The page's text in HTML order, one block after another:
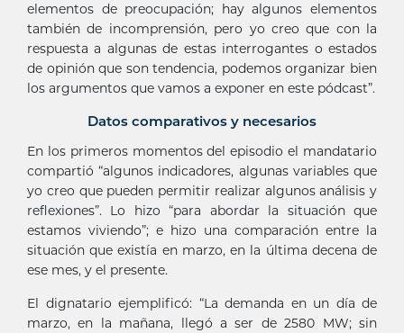
elementos de preocupación; hay algunos elementos
también de incomprensión, pero yo creo que con la
respuesta a algunas de estas interrogantes o estados
de opinión que son tendencia, podemos organizar bien
los argumentos que vamos a exponer en este pódcast”.
Datos comparativos y necesarios
En los primeros momentos del episodio el mandatario
compartió “algunos indicadores, algunas variables que
yo creo que pueden permitir realizar algunos análisis y
reflexiones”. Lo hizo “para abordar la situación que
estamos viviendo”; e hizo una comparación entre la
situación que existía en marzo, en la última decena de
ese mes, y el presente.
El dignatario ejemplificó: “La demanda en un día de
marzo, en la mañana, llegó a ser de 2580 MW; sin